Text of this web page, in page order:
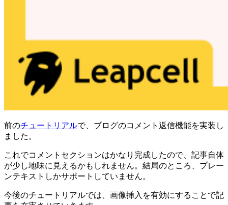
前のチュートリアルで、ブログのコメント返信機能を実装し
ました。
これでコメントセクションはかなり完成したので、記事自体
が少し地味に見えるかもしれません。結局のところ、プレー
ンテキストしかサポートしていません。
今後のチュートリアルでは、画像挿入を有効にすることで記